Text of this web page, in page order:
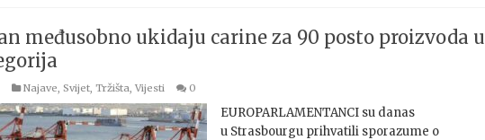
međusobno ukidaju carine za 90 posto proizvoda u
Najave, Svijet, Tržišta, Vijesti 0
EUROPARLAMENTANCI su danas
u Strasbourgu prihvatili sporazume o